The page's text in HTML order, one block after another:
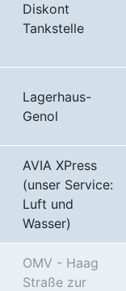
Diskont
Tankstelle
Lagerhaus-
Genol
AVIA XPress
(unser Service:
Luft und
Wasser)
OMV - Haag
Straße zur